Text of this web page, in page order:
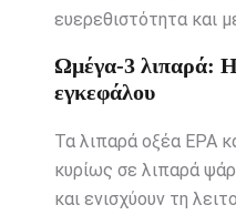
ευερεθιστότητα και
Ωμέγα-3 λιπαρά:
εγκεφάλου
Τα λιπαρά οξέα EPA
κυρίως σε λιπαρά
και ενισχύουν τη